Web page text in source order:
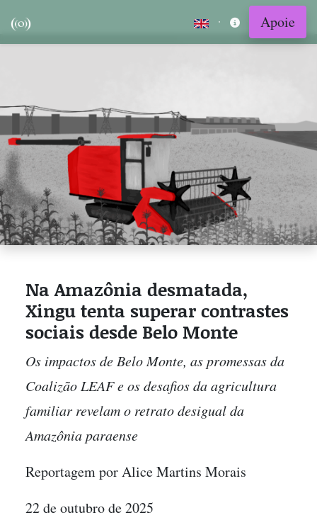
· Apoie
Na Amazônia desmatada,
Xingu tenta superar contrastes
sociais desde Belo Monte
Os impactos de Belo Monte, as promessas da
Coalizão LEAF e os desafios da agricultura
familiar revelam o retrato desigual da
Amazônia paraense
Reportagem por Alice Martins Morais
22 de outubro de 2025